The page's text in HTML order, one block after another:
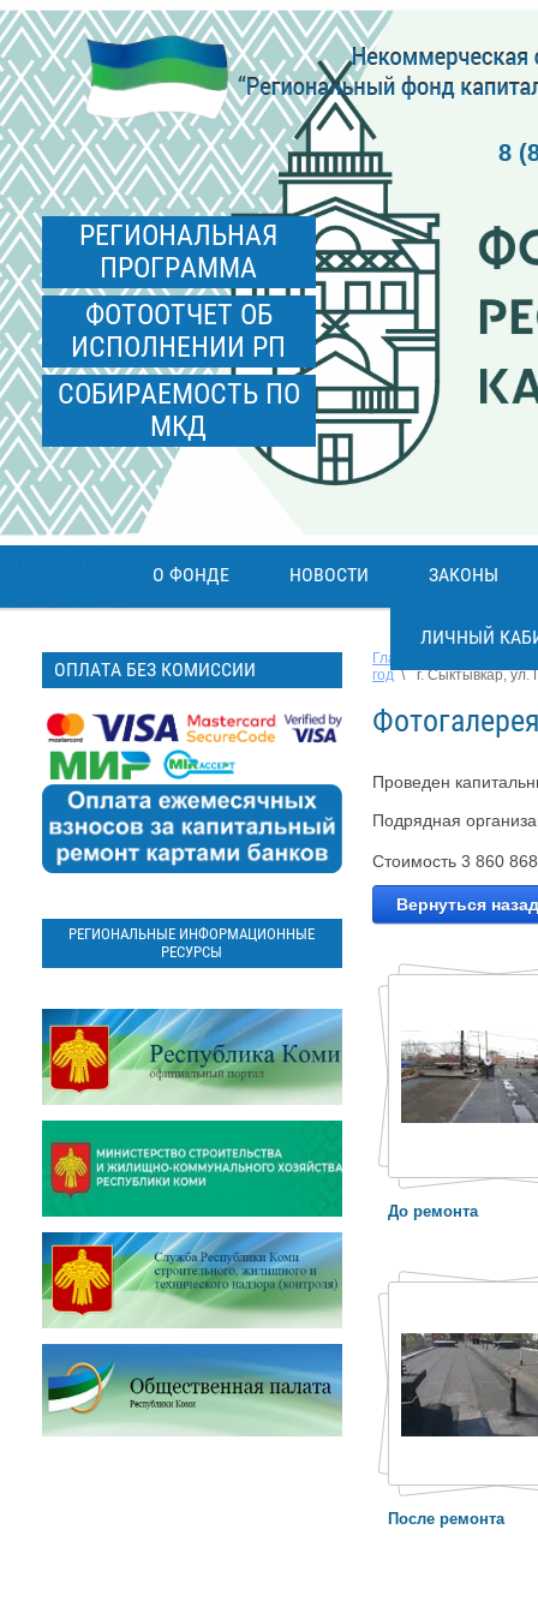
8
РЕГИОНАЛЬНАЯ
ПРОГРАММА
СОБИРАЕМОСТЬ ПО
МКД
ФОТООТЧЕТ ОБ
ИСПОЛНЕНИИ РП
О ФОНДЕ НОВОСТИ ЗАКОНЫ
ЛИЧНЫЙ
Главная
год \ г. Сыктывкар,
Проведен
Подрядная
Стоимость 3 860
Вернуться
До ремонта
После ремонта
ОПЛАТА БЕЗ КОМИССИИ
РЕГИОНАЛЬНЫЕ ИНФОРМАЦИОННЫЕ
РЕСУРСЫ